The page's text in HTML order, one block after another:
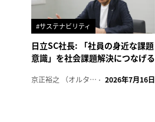
#サステナビリティ
日立SC社長: 「社員の身近な課題
意識」を社会課題解決につなげる
京正裕之 （オルタナ副編集長） 2026年7月16日